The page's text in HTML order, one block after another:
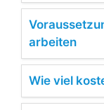
arbeiten
Wie viel